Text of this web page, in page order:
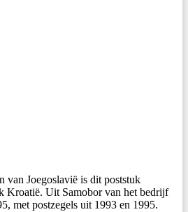
van Joegoslavië is dit poststuk
Kroatië. Uit Samobor van het bedrijf
met postzegels uit 1993 en 1995.